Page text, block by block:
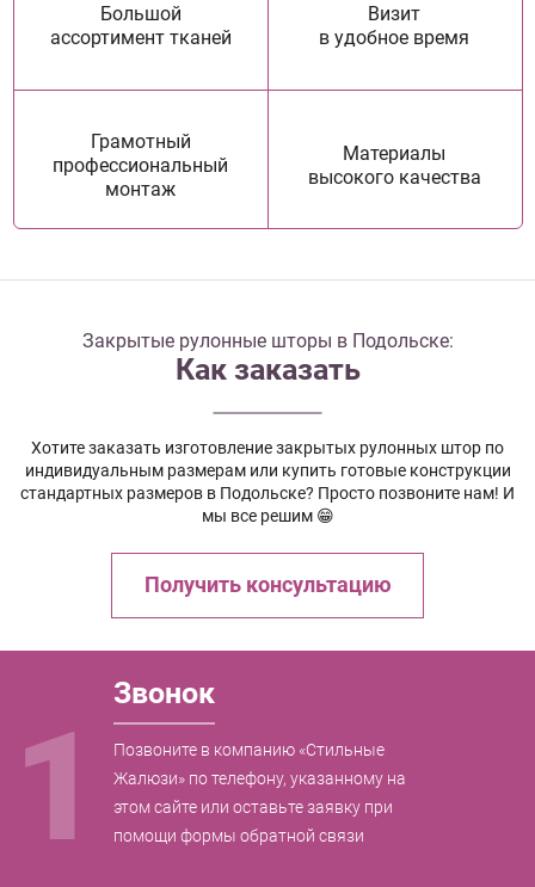
Большой
ассортимент тканей
Визит
в удобное время
Грамотный
профессиональный
монтаж
Материалы
высокого качества
Закрытые рулонные шторы в Подольске:
Как заказать
Хотите заказать изготовление закрытых рулонных штор по
индивидуальным размерам или купить готовые конструкции
стандартных размеров в Подольске? Просто позвоните нам! И
мы все решим 😁
Получить консультацию
1
Звонок
Позвоните в компанию «Стильные
Жалюзи» по телефону, указанному на
этом сайте или оставьте заявку при
помощи формы обратной связи